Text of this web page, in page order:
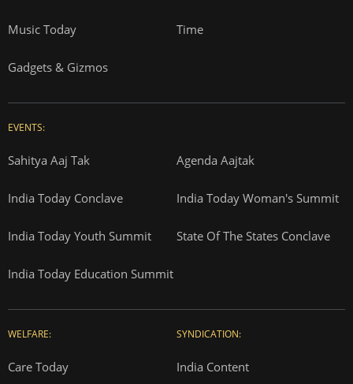
Music Today Time
Gadgets & Gizmos
EVENTS:
Sahitya Aaj Tak Agenda Aajtak
India Today Conclave India Today Woman's Summit
India Today Youth Summit State Of The States Conclave
India Today Education Summit
WELFARE:
Care Today
SYNDICATION:
India Content